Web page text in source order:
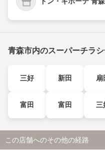
青森市内のスーパーチラ
三好 新田 扇
富田 富田 三
この店舗へのその他の経路